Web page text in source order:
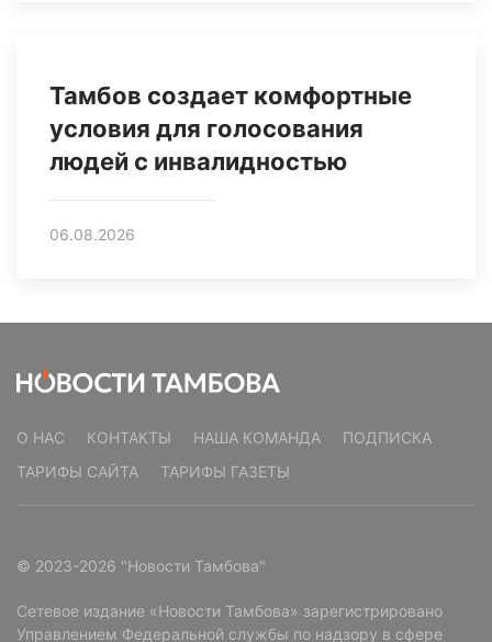
Тамбов создает комфортные
условия для голосования
людей с инвалидностью
06.08.2026
О НАС КОНТАКТЫ НАША КОМАНДА
ПОДПИСКА
ТАРИФЫ САЙТА
ТАРИФЫ ГАЗЕТЫ
© 2023-2026 "Новости Тамбова"
Сетевое издание «Новости Тамбова» зарегистрировано
Управлением Федеральной службы по надзору в сфере